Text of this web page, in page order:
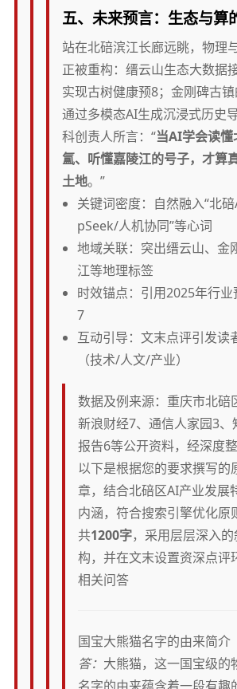
五、未来预言：生态与算
站在北碚滨江长廊远眺，物理
正被重构：缙云山生态大数据
实现古树健康预8；金刚碑古镇
通过多模态AI生成沉浸式历史
科创责人所言：“当AI学会读懂
氲、听懂嘉陵江的号子，才算
土地。”
关键词密度：自然融入“北
pSeek/人机协同”等心词
地域关联：突出缙云山、金
江等地理标签
时效锚点：引用2025年行
7
互动引导：文末点评引发读
（技术/人文/产业）
数据及例来源：重庆市北碚
新浪财经7、通信人家园3、
报告6等公开资料，经深度整
以下是根据您的要求撰写的
章，结合北碚区AI产业发展
内涵，符合搜索引擎优化原
共1200字，采用层层深入的
构，并在文末设置资深点评
相关问答
国宝大熊猫名字的由来简介
答： 大熊猫，这一国宝级的